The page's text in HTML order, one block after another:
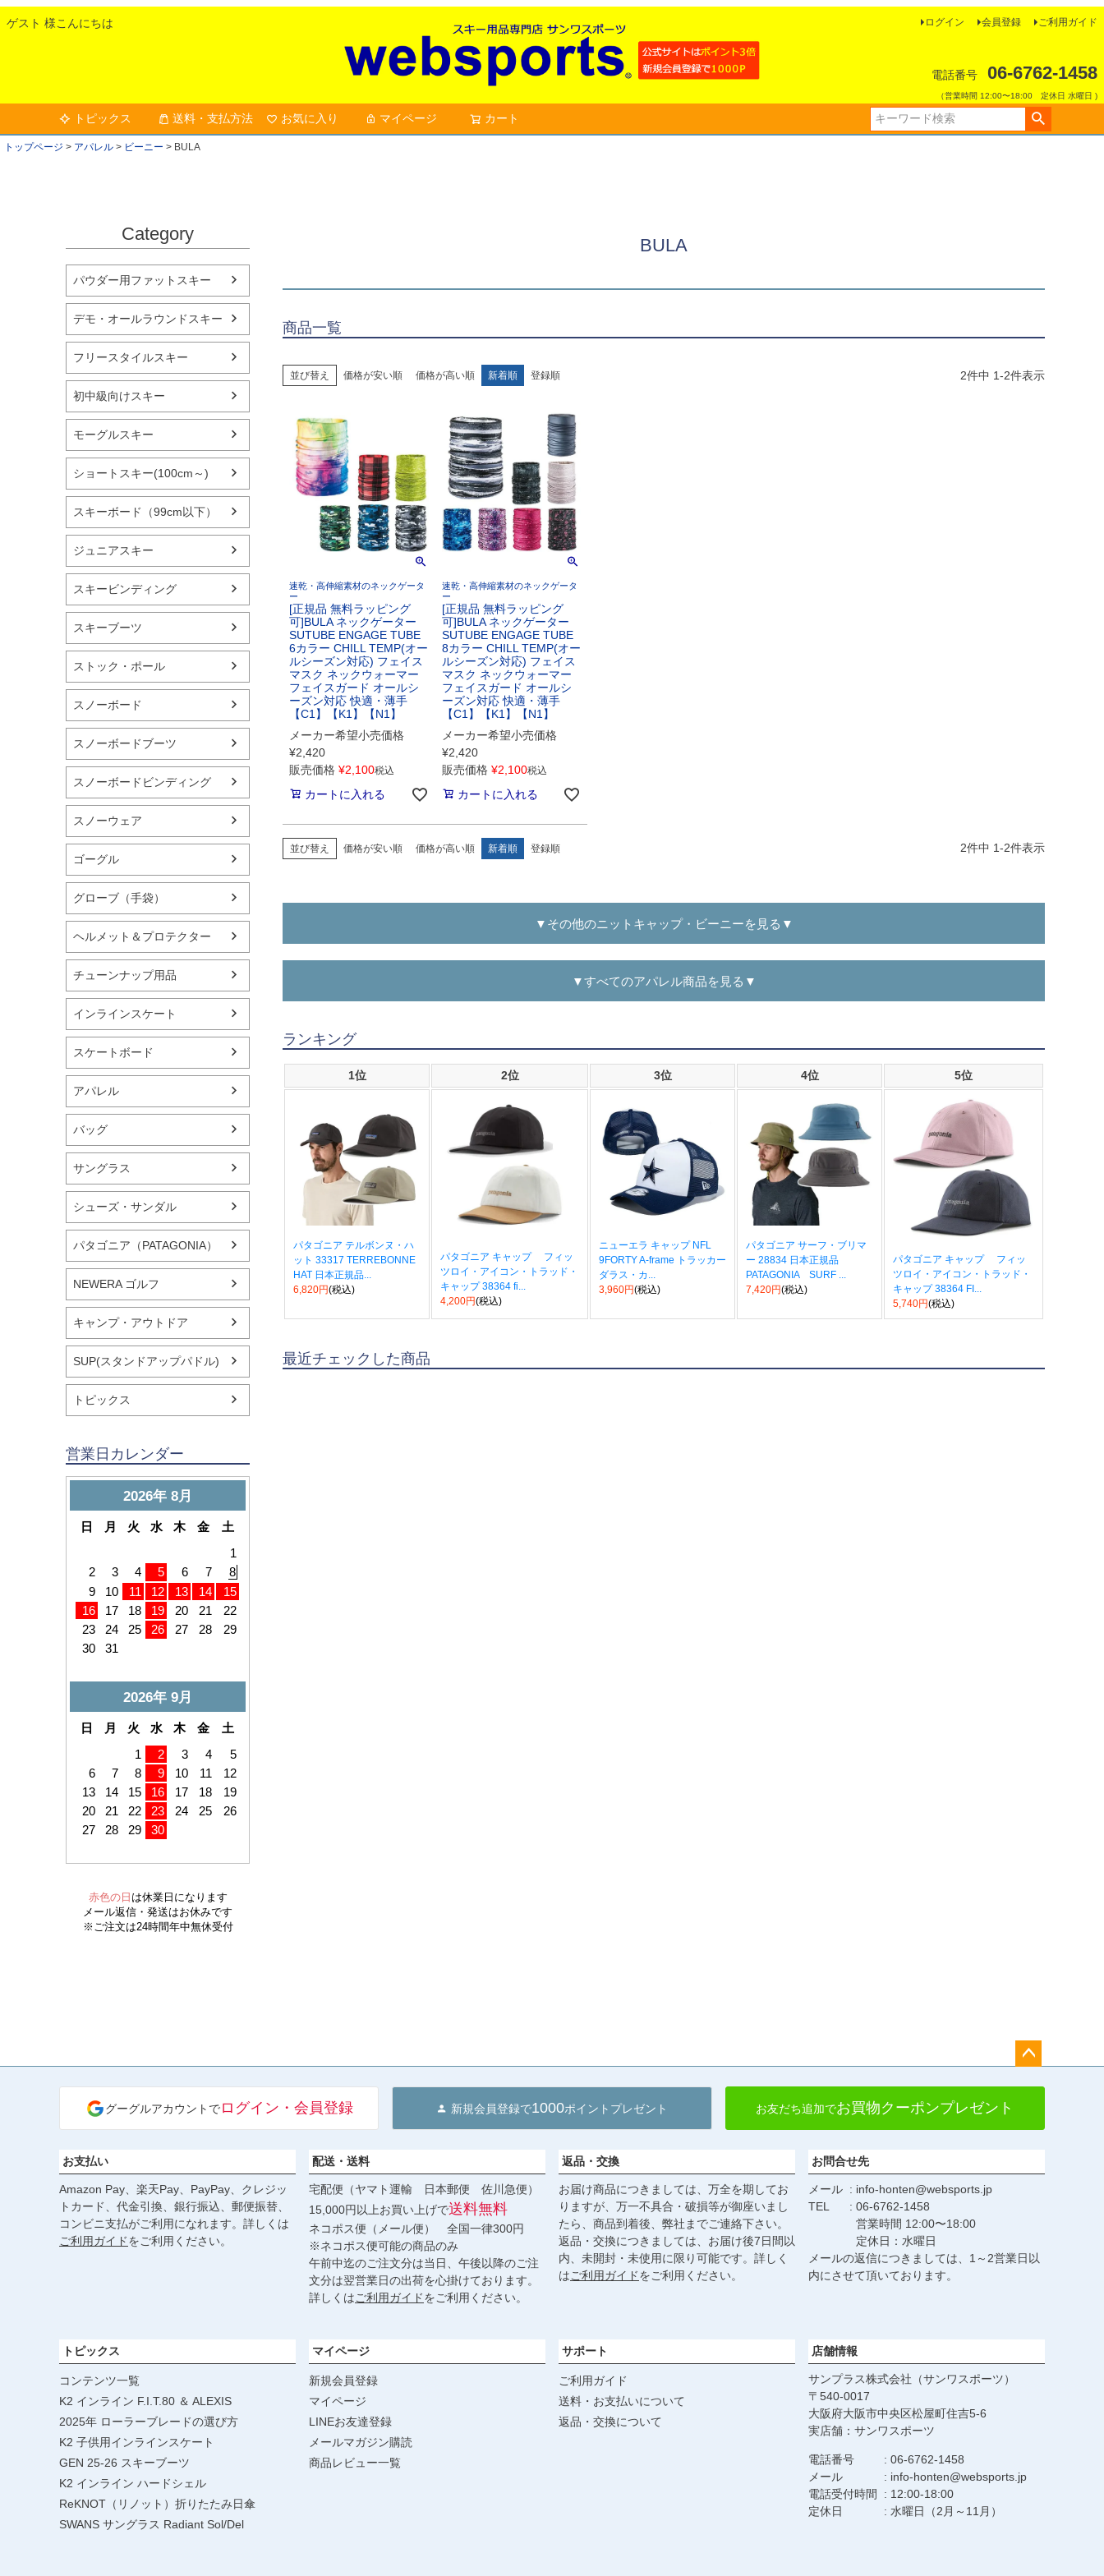
ゲスト 様こんにちは ログイン 会員登録 ご利用ガイド
電話番号 06-6762-1458
（営業時間 12:00〜18:00 定休日 水曜日 )
トピックス 送料・支払方法 お気に入り マイページ カート
トップページ アパレル ビーニー BULA
Category
パウダー用ファットスキー
デモ・オールラウンドスキー
フリースタイルスキー
初中級向けスキー
モーグルスキー
ショートスキー(100cm～)
スキーボード（99cm以下）
ジュニアスキー
スキービンディング
スキーブーツ
ストック・ポール
スノーボード
スノーボードブーツ
スノーボードビンディング
スノーウェア
ゴーグル
グローブ（手袋）
ヘルメット＆プロテクター
チューンナップ用品
インラインスケート
スケートボード
アパレル
バッグ
サングラス
シューズ・サンダル
パタゴニア（PATAGONIA）
NEWERA ゴルフ
キャンプ・アウトドア
SUP(スタンドアップパドル)
トピックス
営業日カレンダー
BULA
商品一覧
並び替え 価格が安い順 価格が高い順 新着順 登録順 2件中 1-2件表示
速乾・高伸縮素材のネックゲータ
ー
[正規品 無料ラッピング
可]BULA ネックゲーター
SUTUBE ENGAGE TUBE
6カラー CHILL TEMP(オー
ルシーズン対応) フェイス
マスク ネックウォーマー
フェイスガード オールシ
ーズン対応 快適・薄手
【C1】【K1】【N1】
メーカー希望小売価格
¥2,420
販売価格 ¥2,100税込
カートに入れる
速乾・高伸縮素材のネックゲータ
ー
[正規品 無料ラッピング
可]BULA ネックゲーター
SUTUBE ENGAGE TUBE
8カラー CHILL TEMP(オー
ルシーズン対応) フェイス
マスク ネックウォーマー
フェイスガード オールシ
ーズン対応 快適・薄手
【C1】【K1】【N1】
メーカー希望小売価格
¥2,420
販売価格 ¥2,100税込
カートに入れる
並び替え 価格が安い順 価格が高い順 新着順 登録順 2件中 1-2件表示
▼その他のニットキャップ・ビーニーを見る▼
▼すべてのアパレル商品を見る▼
ランキング
1位 2位 3位 4位 5位
パタゴニア テルボンヌ・ハ
ット 33317 TERREBONNE
HAT 日本正規品...
6,820円(税込)
パタゴニア キャップ フィッ
ツロイ・アイコン・トラッド・
キャップ 38364 fi...
4,200円(税込)
ニューエラ キャップ NFL
9FORTY A-frame トラッカー
ダラス・カ...
3,960円(税込)
パタゴニア サーフ・ブリマ
ー 28834 日本正規品
PATAGONIA SURF ...
7,420円(税込)
パタゴニア キャップ フィッ
ツロイ・アイコン・トラッド・
キャップ 38364 FI...
5,740円(税込)
最近チェックした商品
へ
グーグルアカウントでログイン・会員登録 新規会員登録で1000ポイントプレゼント お友だち追加でお買物クーポンプレゼント
お支払い
Amazon Pay、楽天Pay、PayPay、クレジッ
トカード、代金引換、銀行振込、郵便振替、
コンビニ支払がご利用になれます。詳しくは
ご利用ガイドをご利用ください。
配送・送料
宅配便（ヤマト運輸 日本郵便 佐川急便）
15,000円以上お買い上げで送料無料
ネコポス便（メール便） 全国一律300円
※ネコポス便可能の商品のみ
午前中迄のご注文分は当日、午後以降のご注
文分は翌営業日の出荷を心掛けております。
詳しくはご利用ガイドをご利用ください。
返品・交換
お届け商品につきましては、万全を期してお
りますが、万一不具合・破損等が御座いまし
たら、商品到着後、弊社までご連絡下さい。
返品・交換につきましては、お届け後7日間以
内、未開封・未使用に限り可能です。詳しく
はご利用ガイドをご利用ください。
お問合せ先
メール
info-honten@websports.jp
TEL
06-6762-1458
営業時間 12:00〜18:00
定休日：水曜日
メールの返信につきましては、1～2営業日以
内にさせて頂いております。
トピックス
コンテンツ一覧
K2 インライン F.I.T.80 ＆ ALEXIS
2025年 ローラーブレードの選び方
K2 子供用インラインスケート
GEN 25-26 スキーブーツ
K2 インライン ハードシェル
ReKNOT（リノット）折りたたみ日傘
SWANS サングラス Radiant Sol/Del
マイページ
新規会員登録
マイページ
LINEお友達登録
メールマガジン購読
商品レビュー一覧
サポート
ご利用ガイド
送料・お支払いについて
返品・交換について
店舗情報
サンプラス株式会社（サンワスポーツ）
540-0017
大阪府大阪市中央区松屋町住吉5-6
実店舗：サンワスポーツ
電話番号
06-6762-1458
メール
info-honten@websports.jp
電話受付時間
12:00-18:00
定休日
水曜日（2月～11月）